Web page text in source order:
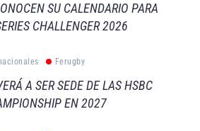
SU CALENDARIO PARA
CHALLENGER 2026
Ferugby
A SER SEDE DE LAS HSBC
EN 2027